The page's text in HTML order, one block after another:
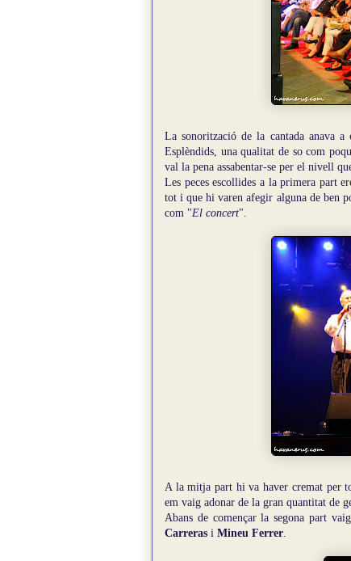
La sonorització de la cantada anava a
Esplèndids, una qualitat de so com
val la pena assabentar-se per el nivell
Les peces escollides a la primera part
tot i que hi varen afegir alguna de ben
com "El concert".
A la mitja part hi va haver cremat per
em vaig adonar de la gran quantitat de
Abans de començar la segona part
Carreras i Mineu Ferrer.